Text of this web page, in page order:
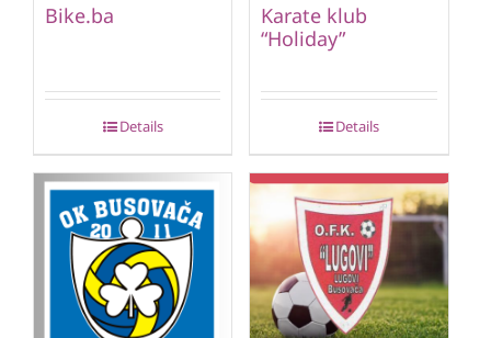
Bike.ba
Details
Karate klub
“Holiday”
Details